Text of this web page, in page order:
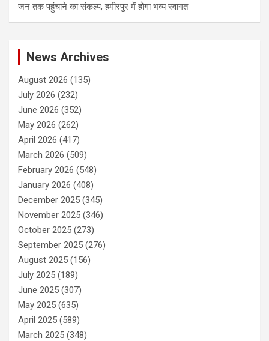
जन तक पहुंचाने का संकल्प; हमीरपुर में होगा भव्य स्वागत
News Archives
August 2026 (135)
July 2026 (232)
June 2026 (352)
May 2026 (262)
April 2026 (417)
March 2026 (509)
February 2026 (548)
January 2026 (408)
December 2025 (345)
November 2025 (346)
October 2025 (273)
September 2025 (276)
August 2025 (156)
July 2025 (189)
June 2025 (307)
May 2025 (635)
April 2025 (589)
March 2025 (348)